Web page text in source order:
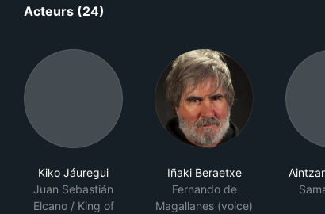
Acteurs (24)
Kiko Jáuregui
Juan Sebastián
Elcano / King of
Iñaki Beraetxe
Fernando de
Magallanes (voice)